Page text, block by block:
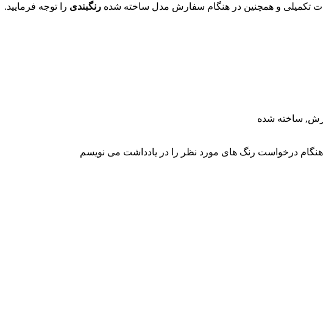
تکمیلی و همچنین در هنگام سفارش مدل ساخته شده رنگبندی را توجه فرمایید.
درخواست رنگ های مورد نظر را در یادداشت می نویسم